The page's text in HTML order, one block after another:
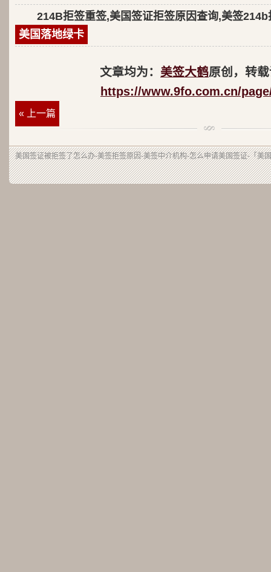
214B拒签重签,美国签证拒签原因查询,美签214b
美国落地绿卡
文章均为： 美签大鹤原创，转
https://www.9fo.com.cn/
« 上一篇
美国签证被拒签了怎么办-美签拒签原因-美签中介机构-怎么申请美国签证-「美